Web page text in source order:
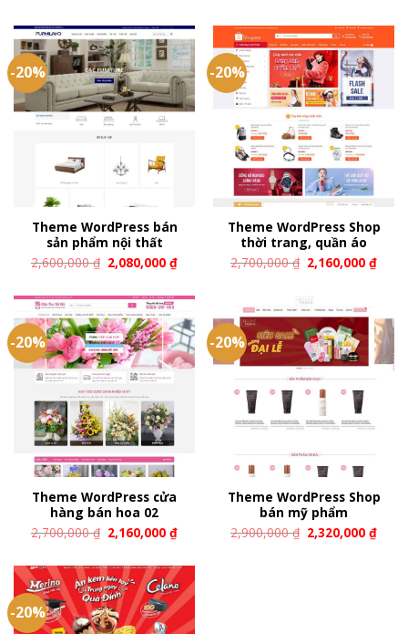
-20%
Theme WordPress bán
sản phẩm nội thất
2,600,000₫ 2,080,000₫
-20%
Theme WordPress Shop
thời trang, quần áo
2,700,000₫ 2,160,000₫
-20%
Theme WordPress cửa
hàng bán hoa 02
2,700,000₫ 2,160,000₫
-20%
Theme WordPress Shop
bán mỹ phẩm
2,900,000₫ 2,320,000₫
-20%